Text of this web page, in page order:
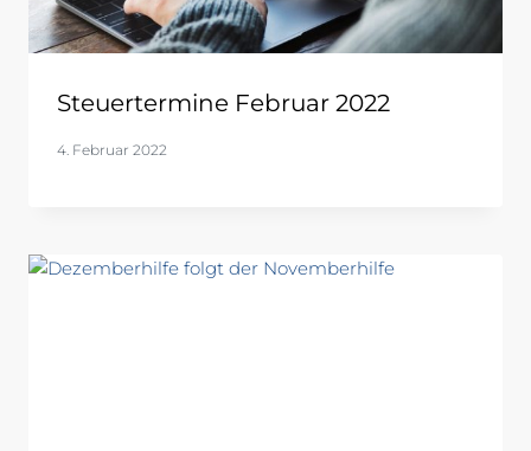
Steuertermine Februar 2022
4. Februar 2022